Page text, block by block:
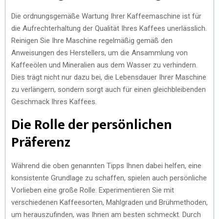
Die ordnungsgemäße Wartung Ihrer Kaffeemaschine ist für
die Aufrechterhaltung der Qualität Ihres Kaffees unerlässlich.
Reinigen Sie Ihre Maschine regelmäßig gemäß den
Anweisungen des Herstellers, um die Ansammlung von
Kaffeeölen und Mineralien aus dem Wasser zu verhindern.
Dies trägt nicht nur dazu bei, die Lebensdauer Ihrer Maschine
zu verlängern, sondern sorgt auch für einen gleichbleibenden
Geschmack Ihres Kaffees.
Die Rolle der persönlichen
Präferenz
Während die oben genannten Tipps Ihnen dabei helfen, eine
konsistente Grundlage zu schaffen, spielen auch persönliche
Vorlieben eine große Rolle. Experimentieren Sie mit
verschiedenen Kaffeesorten, Mahlgraden und Brühmethoden,
um herauszufinden, was Ihnen am besten schmeckt. Durch